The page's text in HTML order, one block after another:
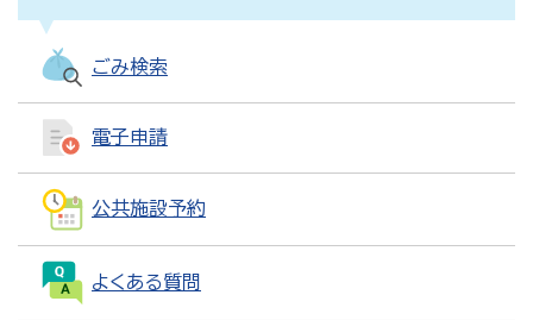
ごみ検索
電子申請
公共施設予約
よくある質問